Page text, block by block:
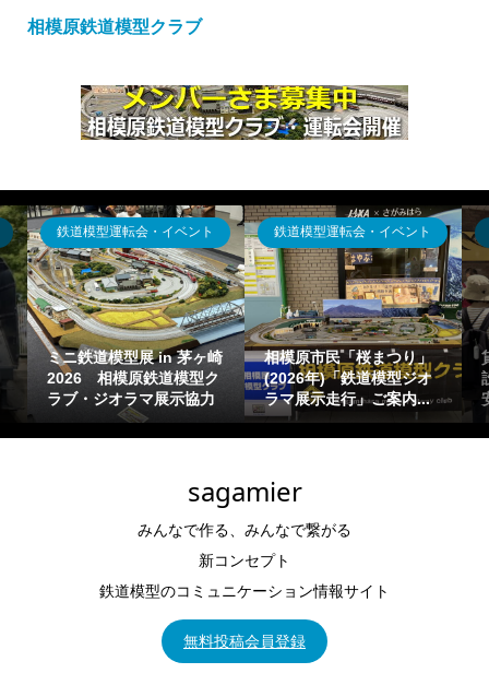
相模原鉄道模型クラブ
鉄道模型運転会・イベント
ミニ鉄道模型展 in 茅ヶ崎
2026 相模原鉄道模型ク
ラブ・ジオラマ展示協力
鉄道模型運転会・イベント
相模原市民「桜まつり」
(2026年)「鉄道模型ジオ
ラマ展示走行」ご案内...
ジ
貸
設
安
sagamier
みんなで作る、みんなで繋がる
新コンセプト
鉄道模型のコミュニケーション情報サイト
無料投稿会員登録